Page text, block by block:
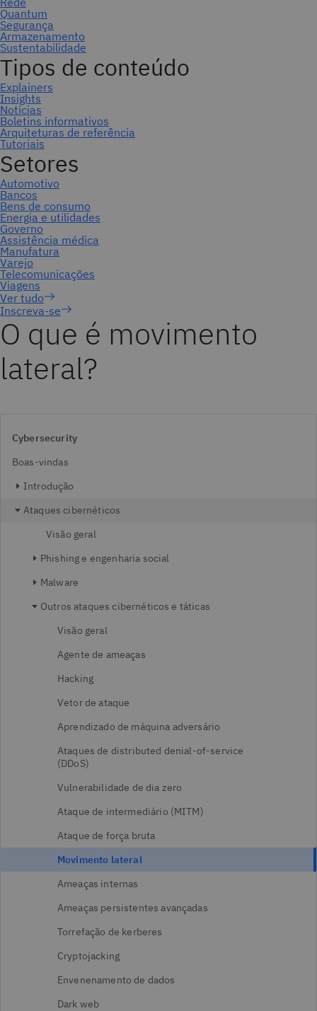
Inscreva-se
O que é movimento
lateral?
Cybersecurity
Boas-vindas
Introdução
Ataques cibernéticos
Visão geral
Phishing e engenharia social
Malware
Outros ataques cibernéticos e táticas
Visão geral
Agente de ameaças
Hacking
Vetor de ataque
Aprendizado de máquina adversário
Ataques de distributed denial-of-service
(DDoS)
Vulnerabilidade de dia zero
Ataque de intermediário (MITM)
Ataque de força bruta
Movimento lateral
Ameaças internas
Ameaças persistentes avançadas
Torrefação de kerberes
Cryptojacking
Envenenamento de dados
Dark web